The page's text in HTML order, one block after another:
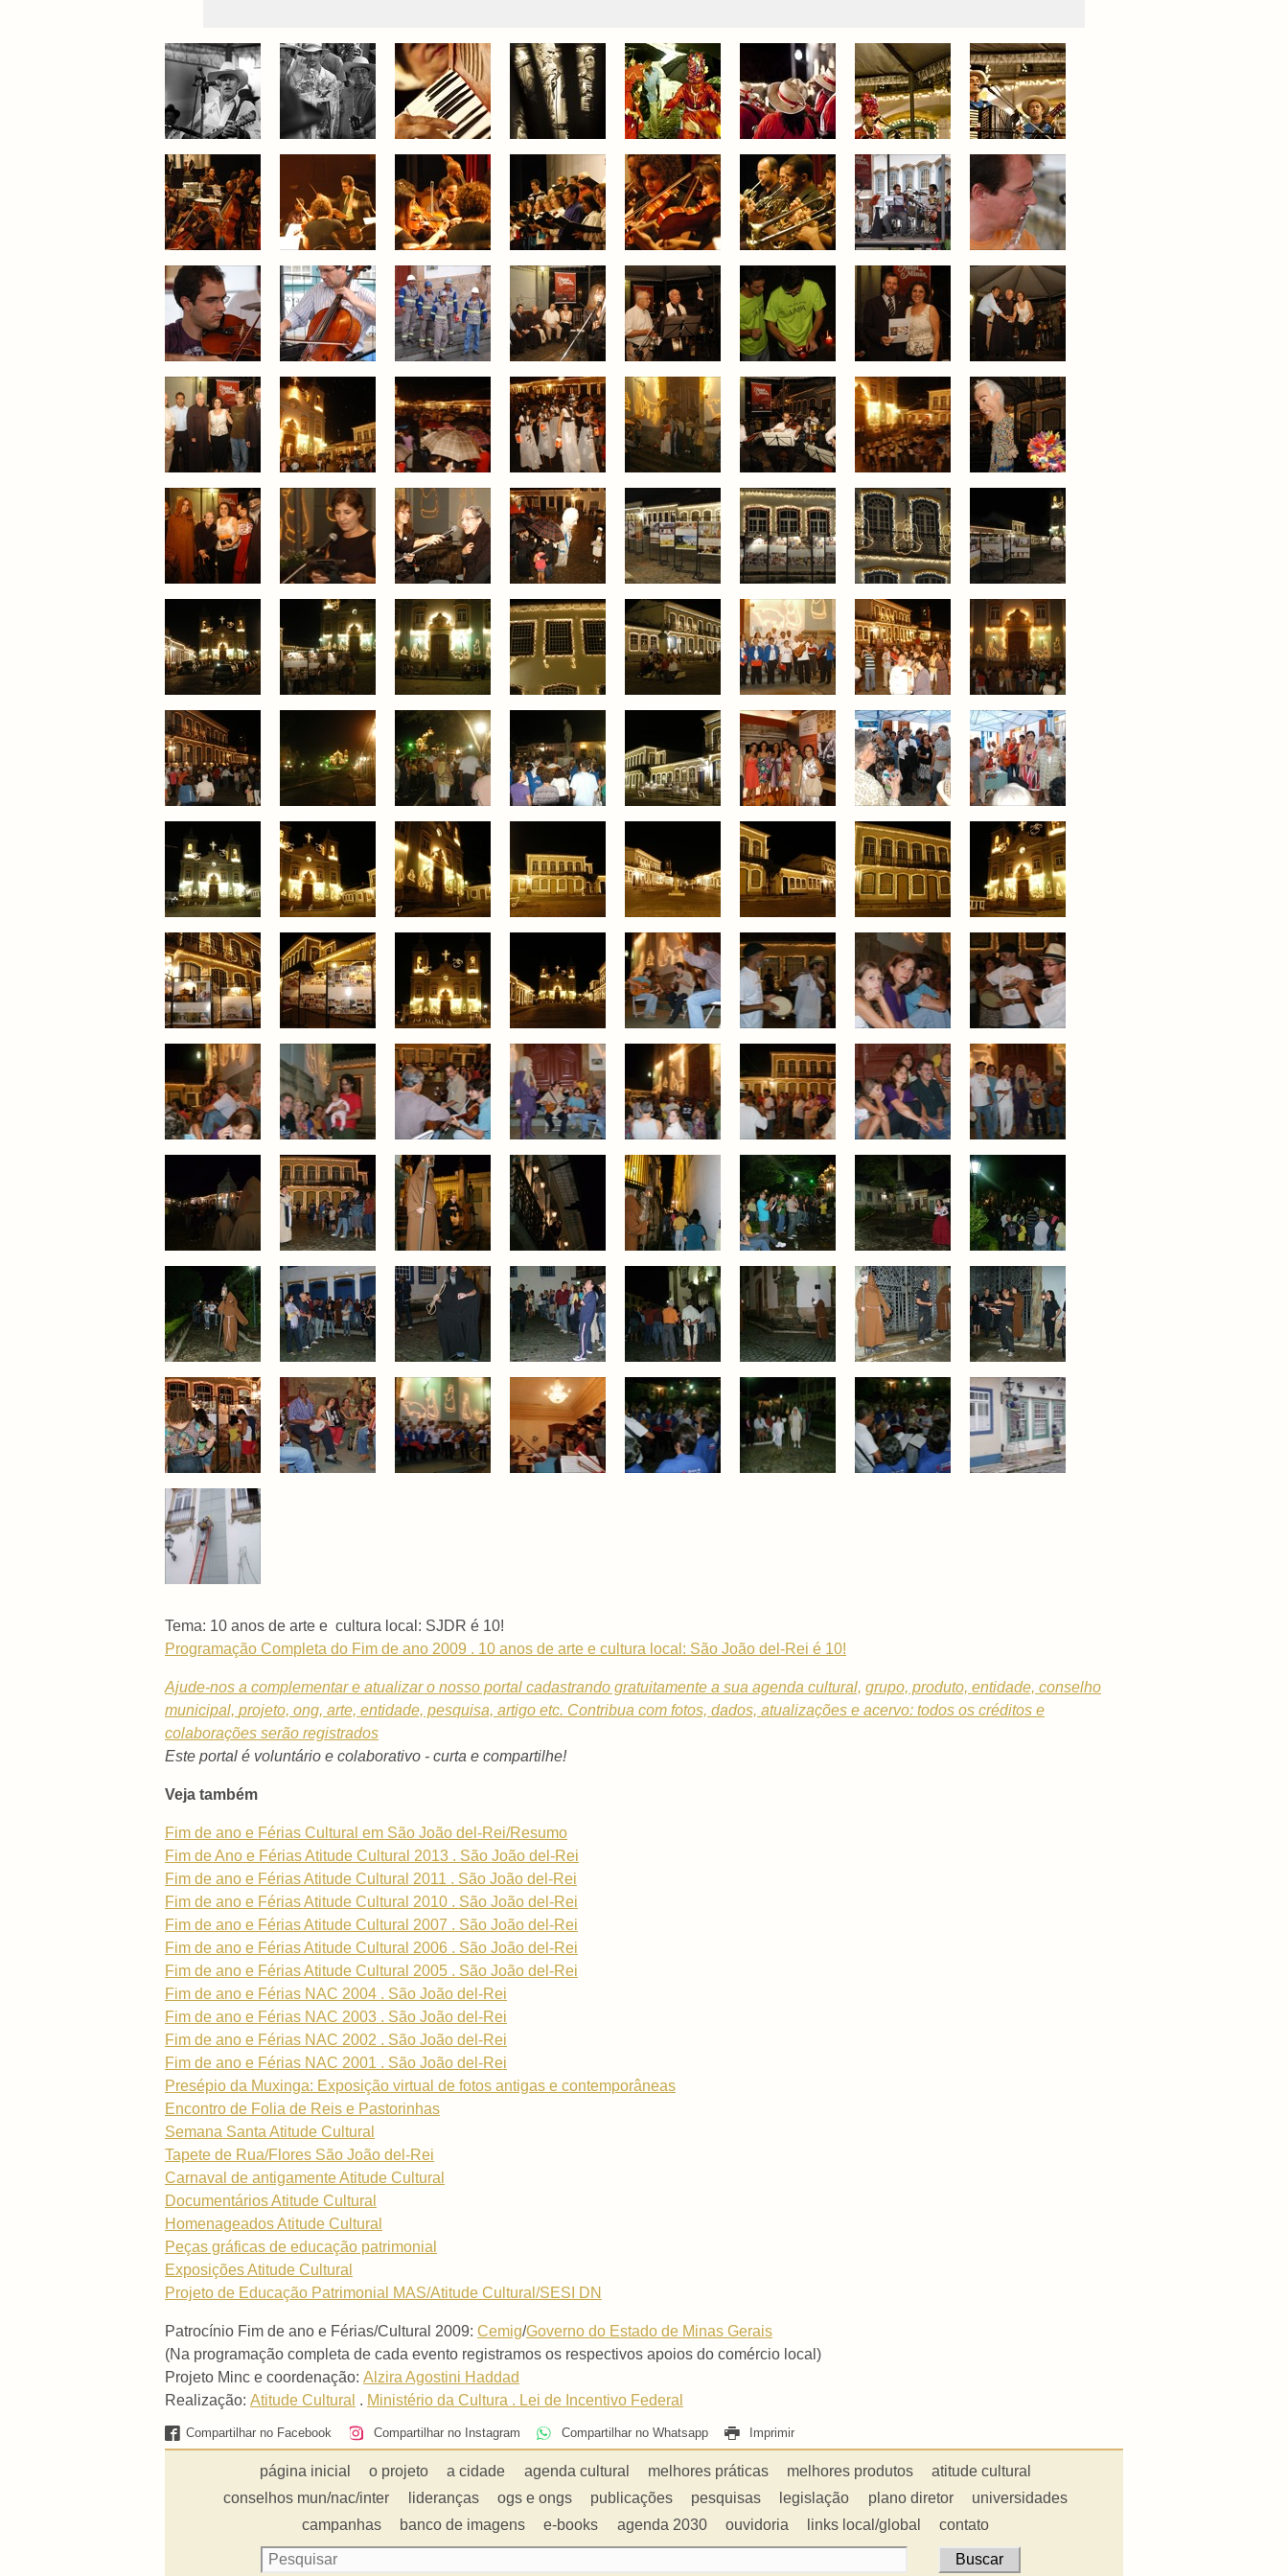
Tema: 10 anos de arte e cultura local: SJDR é 10!
Programação Completa do Fim de ano 2009 . 10 anos de arte e cultura local: São João del-Rei é 10!
Ajude-nos a complementar e atualizar o nosso portal cadastrando gratuitamente a sua agenda cultural, grupo, produto, entidade, conselho
municipal, projeto, ong, arte, entidade, pesquisa, artigo etc. Contribua com fotos, dados, atualizações e acervo: todos os créditos e
colaborações serão registrados
Este portal é voluntário e colaborativo - curta e compartilhe!
Veja também
Fim de ano e Férias Cultural em São João del-Rei/Resumo
Fim de Ano e Férias Atitude Cultural 2013 . São João del-Rei
Fim de ano e Férias Atitude Cultural 2011 . São João del-Rei
Fim de ano e Férias Atitude Cultural 2010 . São João del-Rei
Fim de ano e Férias Atitude Cultural 2007 . São João del-Rei
Fim de ano e Férias Atitude Cultural 2006 . São João del-Rei
Fim de ano e Férias Atitude Cultural 2005 . São João del-Rei
Fim de ano e Férias NAC 2004 . São João del-Rei
Fim de ano e Férias NAC 2003 . São João del-Rei
Fim de ano e Férias NAC 2002 . São João del-Rei
Fim de ano e Férias NAC 2001 . São João del-Rei
Presépio da Muxinga: Exposição virtual de fotos antigas e contemporâneas
Encontro de Folia de Reis e Pastorinhas
Semana Santa Atitude Cultural
Tapete de Rua/Flores São João del-Rei
Carnaval de antigamente Atitude Cultural
Documentários Atitude Cultural
Homenageados Atitude Cultural
Peças gráficas de educação patrimonial
Exposições Atitude Cultural
Projeto de Educação Patrimonial MAS/Atitude Cultural/SESI DN
Patrocínio Fim de ano e Férias/Cultural 2009: Cemig/Governo do Estado de Minas Gerais
(Na programação completa de cada evento registramos os respectivos apoios do comércio local)
Projeto Minc e coordenação: Alzira Agostini Haddad
Realização: Atitude Cultural . Ministério da Cultura . Lei de Incentivo Federal
Compartilhar no Facebook Compartilhar no Instagram Compartilhar no Whatsapp Imprimir
página inicial o projeto a cidade agenda cultural melhores práticas melhores produtos
atitude cultural
conselhos mun/nac/inter
lideranças ogs e ongs publicações pesquisas legislação plano diretor
universidades
campanhas
banco de imagens e-books agenda 2030 ouvidoria links local/global contato